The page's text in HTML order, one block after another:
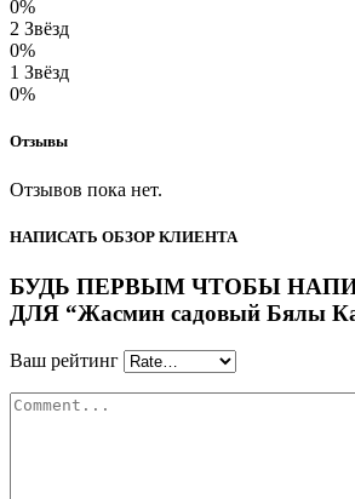
0%
2 Звёзд
0%
1 Звёзд
0%
Отзывы
Отзывов пока нет.
НАПИСАТЬ ОБЗОР КЛИЕНТА
БУДЬ ПЕРВЫМ ЧТОБЫ
ДЛЯ “Жасмин садовый Бялы
Ваш рейтинг